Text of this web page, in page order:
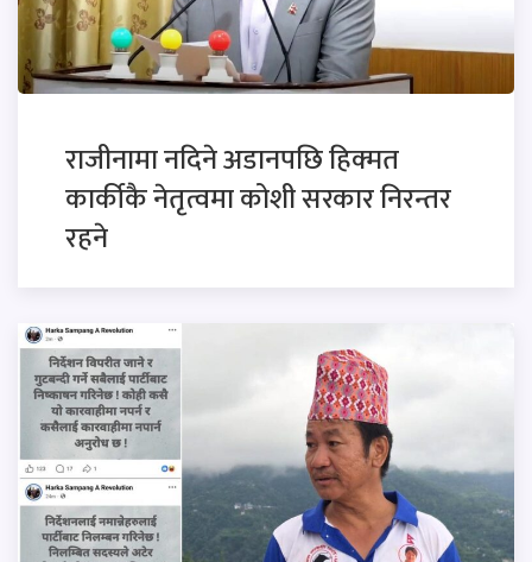
राजीनामा नदिने अडानपछि हिक्मत
कार्कीकै नेतृत्वमा कोशी सरकार निरन्तर
रहने